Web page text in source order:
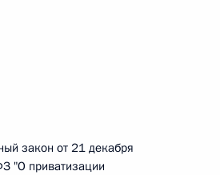
закон от 21 декабря
"О приватизации